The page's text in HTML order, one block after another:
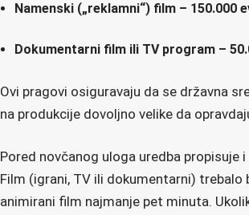
Namenski („reklamni“) film – 150.000
Dokumentarni film ili TV program –
Ovi pragovi osiguravaju da se državna
na produkcije dovoljno velike da
Pored novčanog uloga uredba
Film (igrani, TV ili dokumentarni)
animirani film najmanje pet minuta.